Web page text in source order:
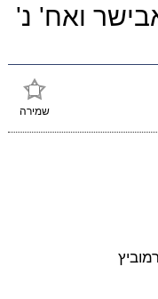
04-14 אבישר ואח' נ'
שמירה